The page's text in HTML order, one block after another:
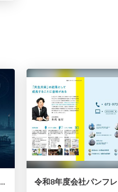
令和8年度会社パンフ